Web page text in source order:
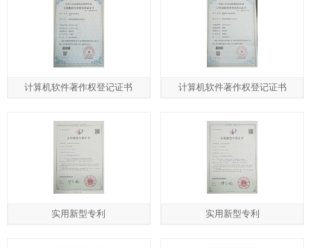
计算机软件著作权登记证书 计算机软件著作权登记证书
实用新型专利 实用新型专利